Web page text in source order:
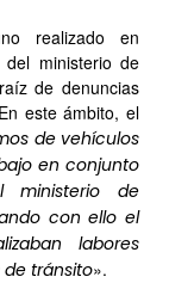
realizado en
del ministerio de
de denuncias
este ámbito, el
de vehículos
en conjunto
ministerio de
con ello el
labores
tránsito».